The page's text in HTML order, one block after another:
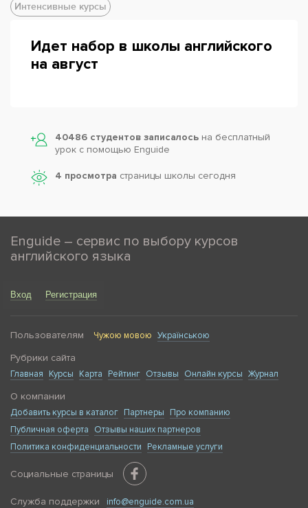
Интенсивные курсы
Идет набор в школы английского
на август
40486 студентов записалось на бесплатный
урок с помощью Enguide
4 просмотра страницы школы сегодня
Enguide – сервис по выбору курсов
английского языка
Вход Регистрация
Пользователям Чужою мовою Українською
Рубрики сайта
Главная Курсы Карта Рейтинг Отзывы Онлайн курсы Журнал
О компании
Добавить курсы в каталог Партнеры
Про компанию
Публичная оферта
Отзывы наших партнеров
Политика конфиденциальности
Рекламные услуги
Социальные страницы
Служба поддержки info@enguide.com.ua